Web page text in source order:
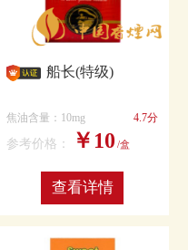
船长(特级)
焦油含量：10mg 4.7分
参考价格： ￥10 /盒
查看详情